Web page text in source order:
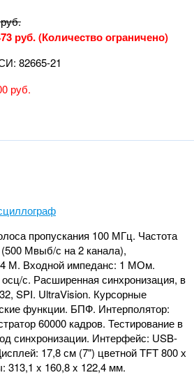
руб. (Количество ограничено)
82665-21
руб.
пропускания 100 МГц. Частота
Мвыб/с на 2 канала),
М. Входной импеданс: 1 МОм.
с. Расширенная синхронизация, в
SPI. UltraVision. Курсорные
функции. БПФ. Интерполятор:
60000 кадров. Тестирование в
синхронизации. Интерфейс: USB-
17,8 см (7") цветной TFT 800 х
313,1 x 160,8 x 122,4 мм.